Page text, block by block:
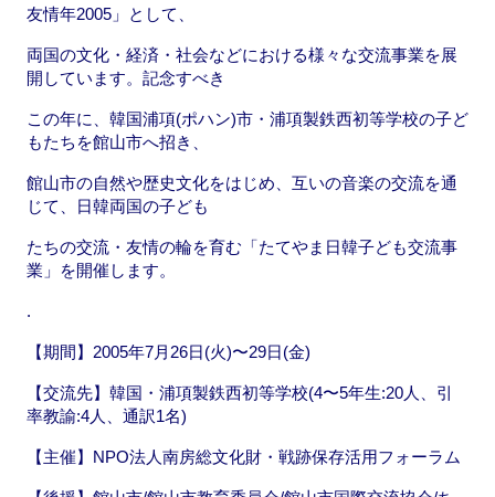
友情年2005」として、
両国の文化・経済・社会などにおける様々な交流事業を展
開しています。記念すべき
この年に、韓国浦項(ポハン)市・浦項製鉄西初等学校の子ど
もたちを館山市へ招き、
館山市の自然や歴史文化をはじめ、互いの音楽の交流を通
じて、日韓両国の子ども
たちの交流・友情の輪を育む「たてやま日韓子ども交流事
業」を開催します。
.
【期間】2005年7月26日(火)〜29日(金)
【交流先】韓国・浦項製鉄西初等学校(4〜5年生:20人、引
率教諭:4人、通訳1名)
【主催】NPO法人南房総文化財・戦跡保存活用フォーラム